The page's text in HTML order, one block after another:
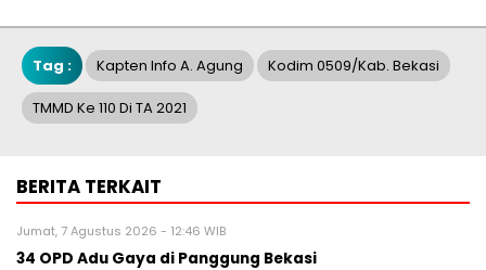
Tag : Kapten Info A. Agung Kodim 0509/Kab. Bekasi
TMMD Ke 110 Di TA 2021
BERITA TERKAIT
Jumat, 7 Agustus 2026 - 12:46 WIB
34 OPD Adu Gaya di Panggung Bekasi